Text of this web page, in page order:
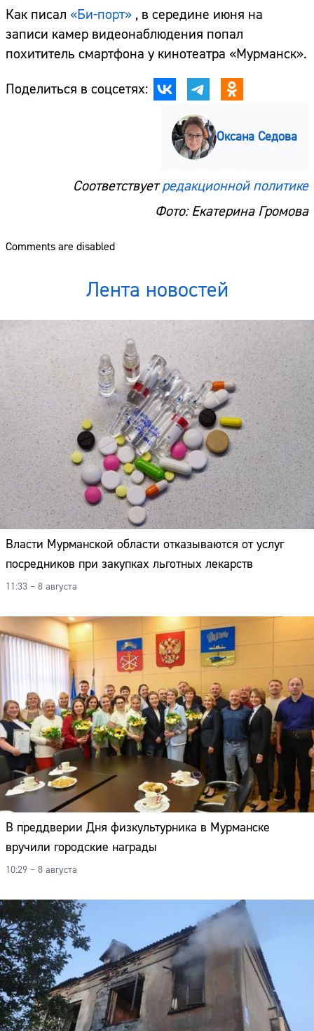
Как писал «Би-порт» , в середине июня на
записи камер видеонаблюдения попал
похититель смартфона у кинотеатра «Мурманск».
Поделиться в соцсетях:
Оксана Седова
Соответствуетредакционной политике
Фото: Екатерина Громова
Comments are disabled
Лента новостей
Власти Мурманской области отказываются от услуг
посредников при закупках льготных лекарств
11:33 – 8 августа
В преддверии Дня физкультурника в Мурманске
вручили городские награды
10:29 – 8 августа